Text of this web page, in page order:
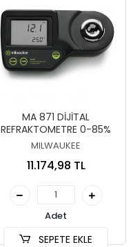
MA 871 DİJİTAL
REFRAKTOMETRE 0-85%
MILWAUKEE
11.174,98 TL
Adet
SEPETE EKLE